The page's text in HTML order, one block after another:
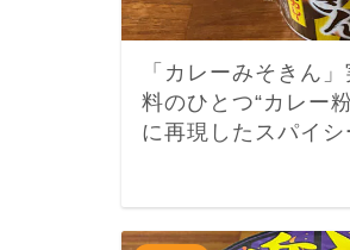
「カレーみそきん
料のひとつ“カレー
に再現したスパイ